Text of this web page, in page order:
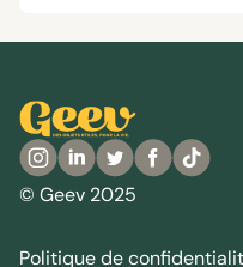
© Geev 2025
Politique de